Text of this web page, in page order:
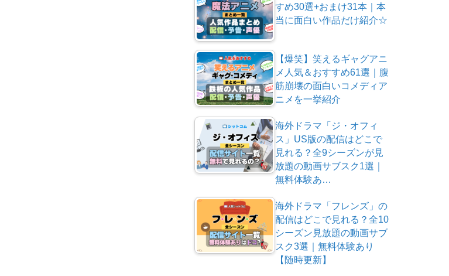
すめ30選+おまけ31本｜本
当に面白い作品だけ紹介☆
【爆笑】笑えるギャグアニ
メ人気＆おすすめ61選｜腹
筋崩壊の面白いコメディア
ニメを一挙紹介
海外ドラマ「ジ・オフィ
ス」US版の配信はどこで
見れる？全9シーズンが見
放題の動画サブスク1選｜
無料体験あ…
海外ドラマ「フレンズ」の
配信はどこで見れる？全10
シーズン見放題の動画サブ
スク3選｜無料体験あり
【随時更新】